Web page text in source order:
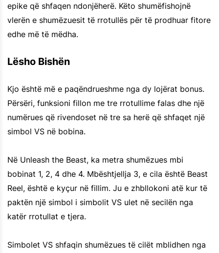
epike që shfaqen ndonjëherë. Këto shumëfishojnë
vlerën e shumëzuesit të rrotullës për të prodhuar fitore
edhe më të mëdha.
Lësho Bishën
Kjo është më e paqëndrueshme nga dy lojërat bonus.
Përsëri, funksioni fillon me tre rrotullime falas dhe një
numërues që rivendoset në tre sa herë që shfaqet një
simbol VS në bobina.
Në Unleash the Beast, ka metra shumëzues mbi
bobinat 1, 2, 4 dhe 4. Mbështjellja 3, e cila është Beast
Reel, është e kyçur në fillim. Ju e zhbllokoni atë kur të
paktën një simbol i simbolit VS ulet në secilën nga
katër rrotullat e tjera.
Simbolet VS shfaqin shumëzues të cilët mblidhen nga